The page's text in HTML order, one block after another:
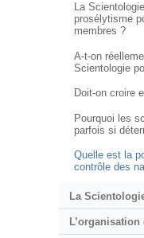
La
prosélytisme
membres ?
A-t-on
Scientologie
Doit-on croire
Pourquoi les
parfois si
Quelle est la
contrôle des
La